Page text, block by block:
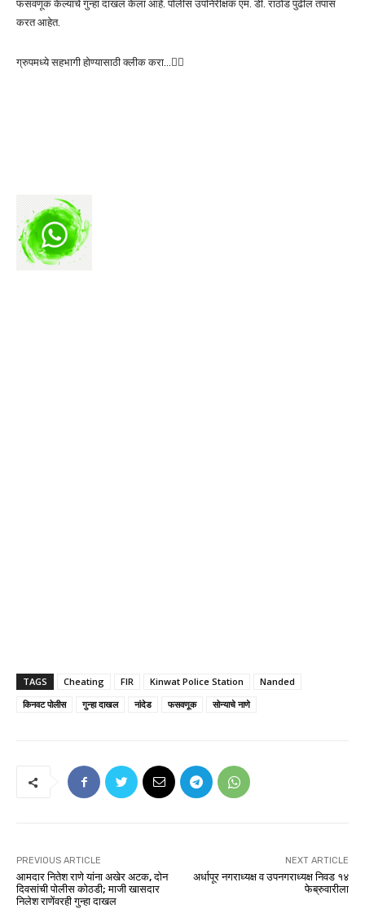
फसवणूक केल्याचे गुन्हा दाखल केला आहे. पोलीस उपनिरीक्षक एम. डी. राठोड पुढील तपास
करत आहेत.
ग्रुपमध्ये सहभागी होण्यासाठी क्लीक करा…👆🏻
TAGS Cheating FIR Kinwat Police Station
Nanded
किनवट पोलीस
गुन्हा दाखल नांदेड फसवणूक सोन्याचे नाणे
PREVIOUS ARTICLE
आमदार नितेश राणे यांना अखेर अटक, दोन
दिवसांची पोलीस कोठडी; माजी खासदार
निलेश राणेंवरही गुन्हा दाखल
NEXT ARTICLE
अर्धापूर नगराध्यक्ष व उपनगराध्यक्ष निवड १४
फेब्रुवारीला